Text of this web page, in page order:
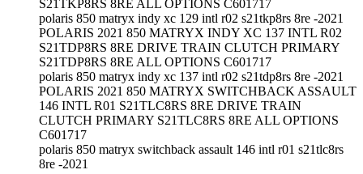
S21TKP8RS 8RE ALL OPTIONS C601717
polaris 850 matryx indy xc 129 intl r02 s21tkp8rs 8re -2021
POLARIS 2021 850 MATRYX INDY XC 137 INTL R02
S21TDP8RS 8RE DRIVE TRAIN CLUTCH PRIMARY
S21TDP8RS 8RE ALL OPTIONS C601717
polaris 850 matryx indy xc 137 intl r02 s21tdp8rs 8re -2021
POLARIS 2021 850 MATRYX SWITCHBACK ASSAULT
146 INTL R01 S21TLC8RS 8RE DRIVE TRAIN
CLUTCH PRIMARY S21TLC8RS 8RE ALL OPTIONS
C601717
polaris 850 matryx switchback assault 146 intl r01 s21tlc8rs
8re -2021